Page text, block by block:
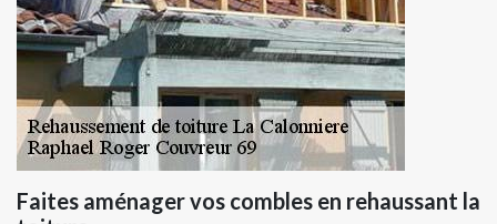
Faites aménager vos combles en rehaussant la